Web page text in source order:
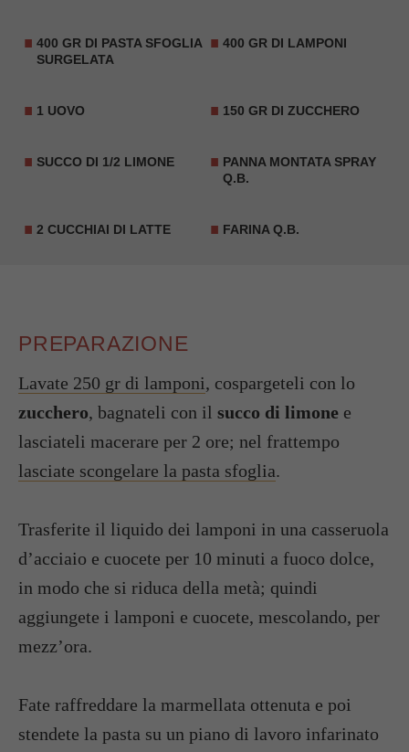
400 GR DI PASTA SFOGLIA
SURGELATA
400 GR DI LAMPONI
1 UOVO 150 GR DI ZUCCHERO
SUCCO DI 1/2 LIMONE
PANNA MONTATA SPRAY
Q.B.
2 CUCCHIAI DI LATTE FARINA Q.B.
PREPARAZIONE
Lavate 250 gr di lamponi, cospargeteli con lo
zucchero, bagnateli con il succo di limone e
lasciateli macerare per 2 ore; nel frattempo
lasciate scongelare la pasta sfoglia.
Trasferite il liquido dei lamponi in una casseruola
d’acciaio e cuocete per 10 minuti a fuoco dolce,
in modo che si riduca della metà; quindi
aggiungete i lamponi e cuocete, mescolando, per
mezz’ora.
Fate raffreddare la marmellata ottenuta e poi
stendete la pasta su un piano di lavoro infarinato